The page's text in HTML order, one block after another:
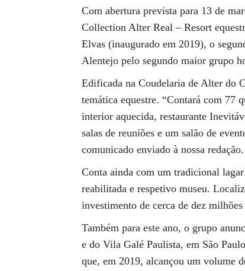
Com abertura prevista para 13 de
Collection Alter Real – Resort
Elvas (inaugurado em 2019), o
Alentejo pelo segundo maior grupo
Edificada na Coudelaria de Alter do
temática equestre. “Contará com 77
interior aquecida, restaurante
salas de reuniões e um salão de
comunicado enviado à nossa redação.
Conta ainda com um tradicional
reabilitada e respetivo museu.
investimento de cerca de dez
Também para este ano, o grupo
e do Vila Galé Paulista, em São
que, em 2019, alcançou um volume